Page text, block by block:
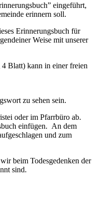
eingeführt,
erinnern soll.
Erinnerungsbuch für
Weise mit unserer
Blatt) kann in einer freien
zu sehen sein.
oder im Pfarrbüro ab.
einfügen. An dem
und zum
beim Todesgedenken der
sind.